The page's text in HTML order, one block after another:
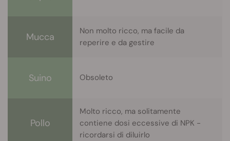
Mucca
Non molto ricco, ma facile da
reperire e da gestire
Suino Obsoleto
Pollo
Molto ricco, ma solitamente
contiene dosi eccessive di NPK -
ricordarsi di diluirlo